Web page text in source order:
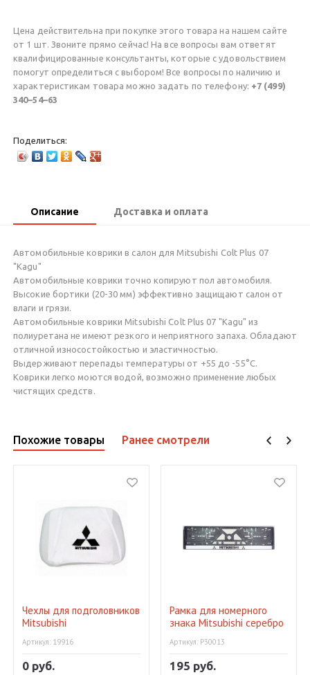
Цена действительна при покупке этого товара на нашем сайте
от 1 шт. Звоните прямо сейчас! На все вопросы вам ответят
квалифицированные консультанты, которые с удовольствием
помогут определиться с выбором! Все вопросы по наличию и
характеристикам товара можно задать по телефону: +7 (499)
340–54–63
Поделиться:
Описание Доставка и оплата
Автомобильные коврики в салон для Mitsubishi Сolt Plus 07
"Kagu"
Автомобильные коврики точно копируют пол автомобиля.
Высокие бортики (20-30 мм) эффективно защищают салон от
влаги и грязи.
Автомобильные коврики Mitsubishi Сolt Plus 07 "Kagu" из
полиуретана не имеют резкого и неприятного запаха. Обладают
отличной износостойкостью и эластичностью.
Выдерживают перепады температуры от +55 до -55°C.
Коврики легко моются водой, возможно применение любых
чистящих средств.
Похожие товары Ранее смотрели
Чехлы для подголовников
Mitsubishi
Артикул: 19916
0 руб.
Рамка для номерного
знака Mitsubishi серебро
Артикул: P30013
195 руб.